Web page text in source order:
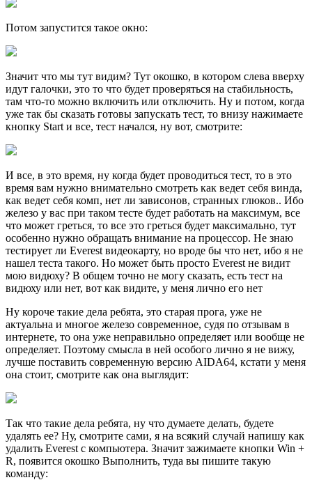
Потом запустится такое окно:
Значит что мы тут видим? Тут окошко, в котором слева вверху
идут галочки, это то что будет проверяться на стабильность,
там что-то можно включить или отключить. Ну и потом, когда
уже так бы сказать готовы запускать тест, то внизу нажимаете
кнопку Start и все, тест начался, ну вот, смотрите:
И все, в это время, ну когда будет проводиться тест, то в это
время вам нужно внимательно смотреть как ведет себя винда,
как ведет себя комп, нет ли зависонов, странных глюков.. Ибо
железо у вас при таком тесте будет работать на максимум, все
что может греться, то все это греться будет максимально, тут
особенно нужно обращать внимание на процессор. Не знаю
тестирует ли Everest видеокарту, но вроде бы что нет, ибо я не
нашел теста такого. Но может быть просто Everest не видит
мою видюху? В общем точно не могу сказать, есть тест на
видюху или нет, вот как видите, у меня лично его нет
Ну короче такие дела ребята, это старая прога, уже не
актуальна и многое железо современное, судя по отзывам в
интернете, то она уже неправильно определяет или вообще не
определяет. Поэтому смысла в ней особого лично я не вижу,
лучше поставить современную версию AIDA64, кстати у меня
она стоит, смотрите как она выглядит:
Так что такие дела ребята, ну что думаете делать, будете
удалять ее? Ну, смотрите сами, я на всякий случай напишу как
удалить Everest с компьютера. Значит зажимаете кнопки Win +
R, появится окошко Выполнить, туда вы пишите такую
команду: